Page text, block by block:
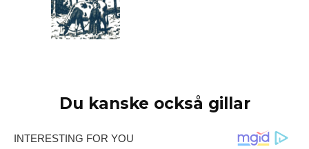
Du kanske också gillar